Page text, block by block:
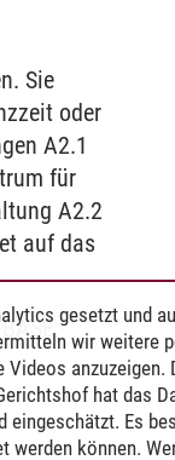
Sie
oder
A2.1
für
A2.2
auf das
gesetzt und
wir weitere
Videos anzuzeigen.
hat das
eingeschätzt. Es
werden können.